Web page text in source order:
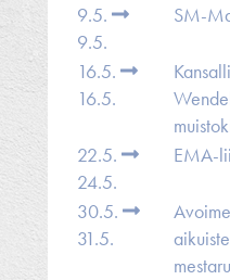
9.5.
9.5.
SM-
16.5.
16.5.
22.5.
24.5.
EMA-
30.5.
31.5.